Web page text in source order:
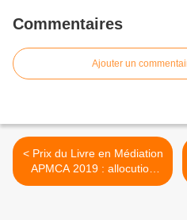
Commentaires
Ajouter un
< Prix du Livre en Médiation
APMCA 2019 : allocution
d'Eric le Corre , Président